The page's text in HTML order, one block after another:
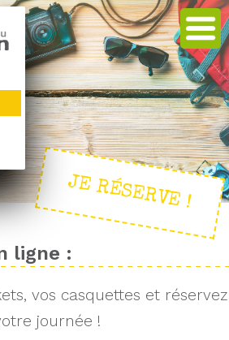
JE RÉSERVE !
ligne :
vos casquettes et réservez
journée !